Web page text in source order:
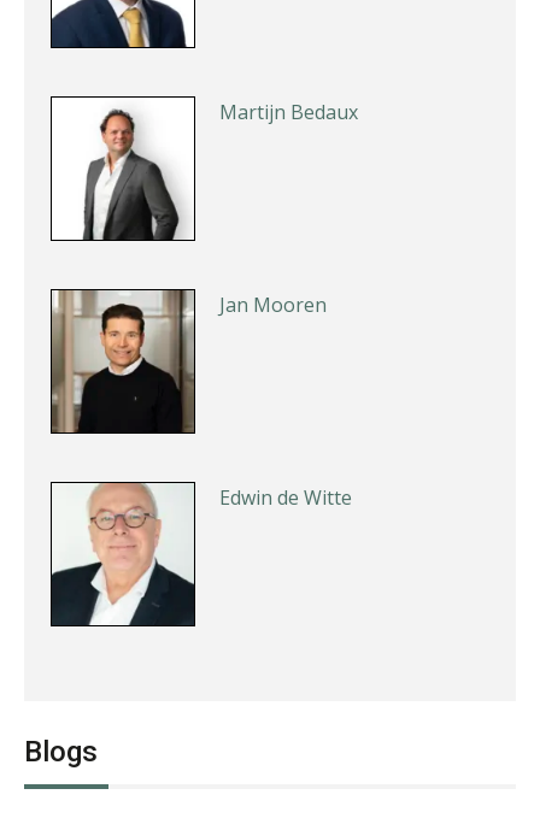
Martijn Bedaux
Jan Mooren
Edwin de Witte
Blogs